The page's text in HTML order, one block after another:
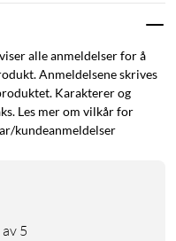
alle anmeldelser for å
Anmeldelsene skrives
Karakterer og
Les mer om vilkår for
kundeanmeldelser
av 5